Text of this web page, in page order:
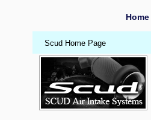
Home
Scud Home Page